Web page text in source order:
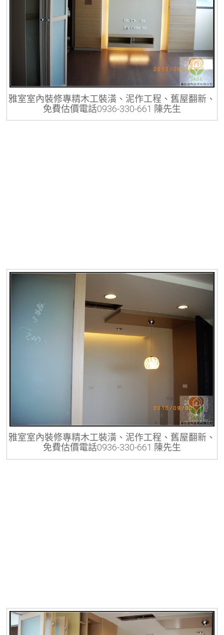
雅室室內裝修專精木工裝潢、泥作工程、舊屋翻新、
免費估價電話0936-330-661 陳先生
雅室室內裝修專精木工裝潢、泥作工程、舊屋翻新、
免費估價電話0936-330-661 陳先生